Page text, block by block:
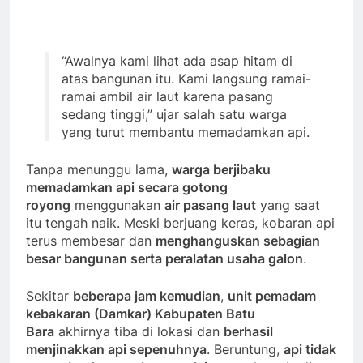
“Awalnya kami lihat ada asap hitam di
atas bangunan itu. Kami langsung ramai-
ramai ambil air laut karena pasang
sedang tinggi,” ujar salah satu warga
yang turut membantu memadamkan api.
Tanpa menunggu lama, warga berjibaku
memadamkan api secara gotong
royong menggunakan air pasang laut yang saat
itu tengah naik. Meski berjuang keras, kobaran api
terus membesar dan menghanguskan sebagian
besar bangunan serta peralatan usaha galon.
Sekitar beberapa jam kemudian, unit pemadam
kebakaran (Damkar) Kabupaten Batu
Bara akhirnya tiba di lokasi dan berhasil
menjinakkan api sepenuhnya. Beruntung, api tidak